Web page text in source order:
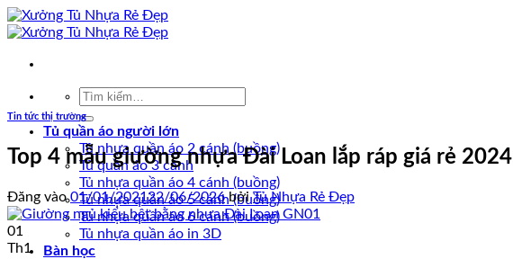
Bỏ
qua
dung
Tìm
kiếm:
Tủ quần áo người lớn
Tủ nhựa quần áo 2 cánh (buồng)
Tủ quần áo 3 cánh
Tủ nhựa quần áo 4 cánh (buồng)
Tủ nhựa quần áo 5 cánh (buồng)
Tủ nhựa quần áo 6 cánh (buồng)
Tủ nhựa quần áo in 3D
Bàn học
Tin tức thị trường
Top 4 mẫu giường nhựa Đài Loan lắp ráp giá rẻ 2024
Đăng vào01/01/202122/06/2026 bởiTủ Nhựa Rẻ Đẹp
01
Th1